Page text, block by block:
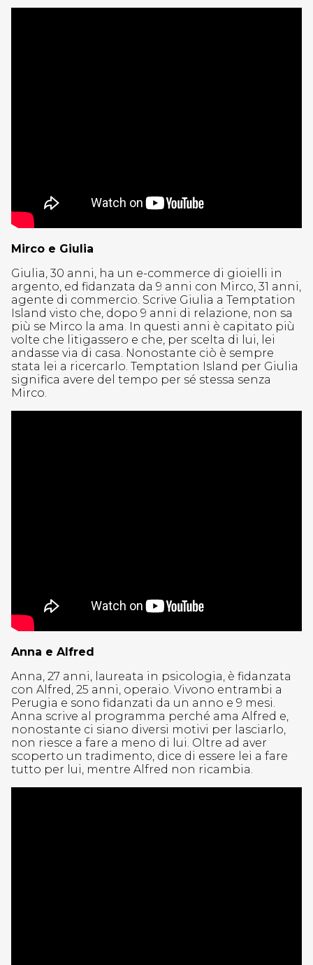
Mirco e Giulia
Giulia, 30 anni, ha un e-commerce di gioielli in
argento, ed fidanzata da 9 anni con Mirco, 31 anni,
agente di commercio. Scrive Giulia a Temptation
Island visto che, dopo 9 anni di relazione, non sa
più se Mirco la ama. In questi anni è capitato più
volte che litigassero e che, per scelta di lui, lei
andasse via di casa. Nonostante ciò è sempre
stata lei a ricercarlo. Temptation Island per Giulia
significa avere del tempo per sé stessa senza
Mirco.
Anna e Alfred
Anna, 27 anni, laureata in psicologia, è fidanzata
con Alfred, 25 anni, operaio. Vivono entrambi a
Perugia e sono fidanzati da un anno e 9 mesi.
Anna scrive al programma perché ama Alfred e,
nonostante ci siano diversi motivi per lasciarlo,
non riesce a fare a meno di lui. Oltre ad aver
scoperto un tradimento, dice di essere lei a fare
tutto per lui, mentre Alfred non ricambia.